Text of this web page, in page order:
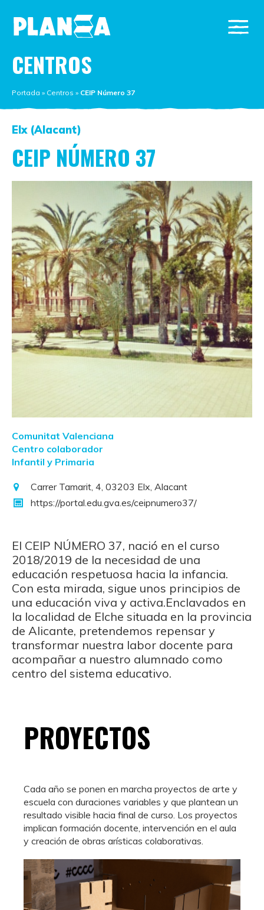
CENTROS
Portada » Centros » CEIP Número 37
Elx (Alacant)
CEIP NÚMERO 37
Comunitat Valenciana
Centro colaborador
Infantil y Primaria
Carrer Tamarit, 4, 03203 Elx, Alacant
https://portal.edu.gva.es/ceipnumero37/
El CEIP NÚMERO 37, nació en el curso
2018/2019 de la necesidad de una
educación respetuosa hacia la infancia.
Con esta mirada, sigue unos principios de
una educación viva y activa.Enclavados en
la localidad de Elche situada en la provincia
de Alicante, pretendemos repensar y
transformar nuestra labor docente para
acompañar a nuestro alumnado como
centro del sistema educativo.
PROYECTOS
Cada año se ponen en marcha proyectos de arte y
escuela con duraciones variables y que plantean un
resultado visible hacia final de curso. Los proyectos
implican formación docente, intervención en el aula
y creación de obras arísticas colaborativas.